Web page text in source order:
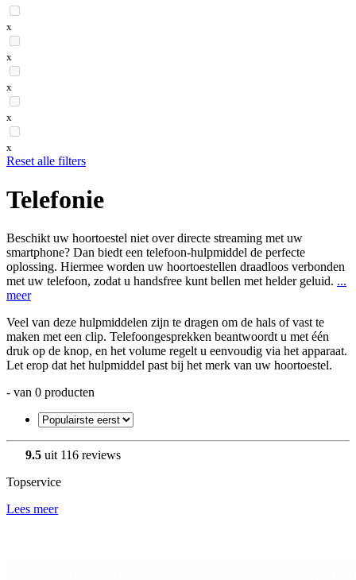
x
x
x
x
x
Reset alle filters
Telefonie
Beschikt uw hoortoestel niet over directe streaming met uw
smartphone? Dan biedt een telefoon-hulpmiddel de perfecte
oplossing. Hiermee worden uw hoortoestellen draadloos verbonden
met uw telefoon, zodat u handsfree kunt bellen met helder geluid. ...
meer
Veel van deze hulpmiddelen zijn te dragen om de hals of vast te
maken met een clip. Telefoongesprekken beantwoordt u met één
druk op de knop, en het volume regelt u eenvoudig via het apparaat.
Let erop dat het hulpmiddel past bij het merk van uw hoortoestel.
- van 0 producten
9.5 uit 116 reviews
Topservice
Lees meer